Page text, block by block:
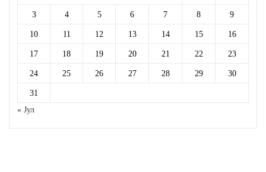
3 4 5 6 7 8 9
10 11 12 13 14 15 16
17 18 19 20 21 22 23
24 25 26 27 28 29 30
31
« Јул